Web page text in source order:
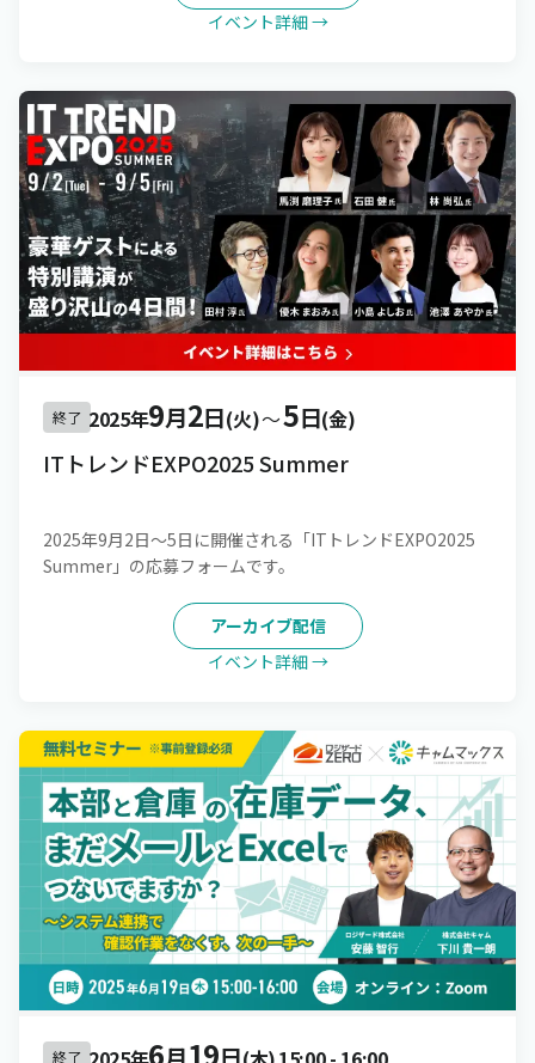
イベント詳細 →
終了 2025年9月2日(火)〜5日(金)
ITトレンドEXPO2025 Summer
2025年9月2日～5日に開催される「ITトレンドEXPO2025
Summer」の応募フォームです。
アーカイブ配信
イベント詳細 →
終了 6 19